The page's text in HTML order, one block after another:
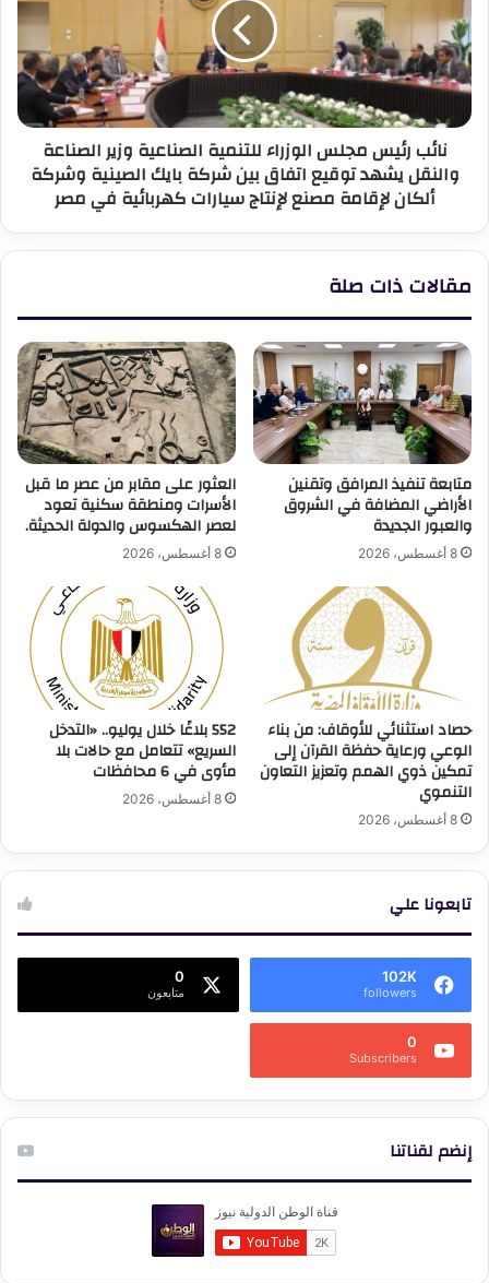
العملية
التعليمية
للتنمية
الصناعية
وزير
والنقل
يشهد
توقيع
الصينية
لإقامة
مصنع
لإنتاج
سيارات
كهربائية
في
مصر
نائب رئيس مجلس الوزراء للتنمية الصناعية وزير الصناعة
والنقل يشهد توقيع اتفاق بين شركة بايك الصينية وشركة
ألكان لإقامة مصنع لإنتاج سيارات كهربائية في مصر
مقالات ذات صلة
متابعة تنفيذ المرافق وتقنين
الأراضي المضافة في الشروق
والعبور الجديدة
8 أغسطس، 2026
العثور على مقابر من عصر ما قبل
الأسرات ومنطقة سكنية تعود
لعصر الهكسوس والدولة الحديثة.
8 أغسطس، 2026
حصاد استثنائي للأوقاف: من بناء
الوعي ورعاية حفظة القرآن إلى
تمكين ذوي الهمم وتعزيز التعاون
التنموي
8 أغسطس، 2026
552 بلاغًا خلال يوليو.. «التدخل
السريع» تتعامل مع حالات بلا
مأوى في 6 محافظات
8 أغسطس، 2026
تابعونا علي
102K
followers
0
متابعون
0
Subscribers
إنضم لقناتنا